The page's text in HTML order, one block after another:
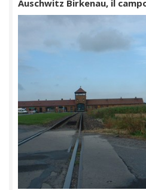
Auschwitz Birkenau, il